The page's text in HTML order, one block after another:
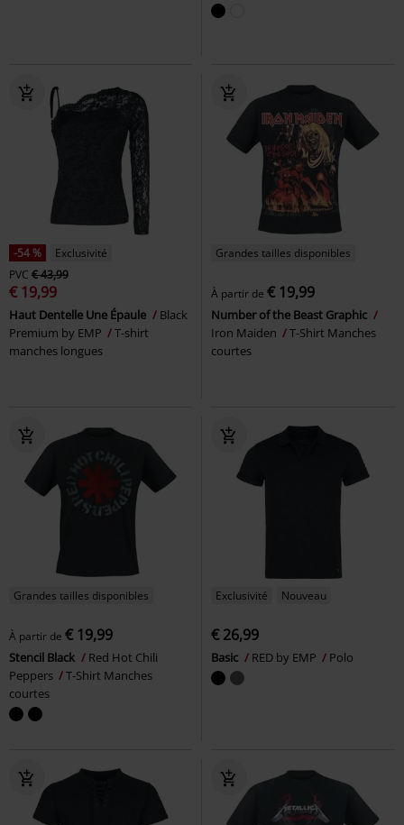
-54 %
Exclusivité
PVC € 43,99
€ 19,99
Haut Dentelle Une Épaule
Black
Premium by EMP
T-shirt
manches longues
Grandes tailles disponibles
À partir de € 19,99
Number of the Beast Graphic
Iron Maiden
T-Shirt Manches
courtes
Grandes tailles disponibles
À partir de € 19,99
Stencil Black
Red Hot Chili
Peppers
T-Shirt Manches
courtes
Exclusivité Nouveau
€ 26,99
Basic RED by EMP Polo